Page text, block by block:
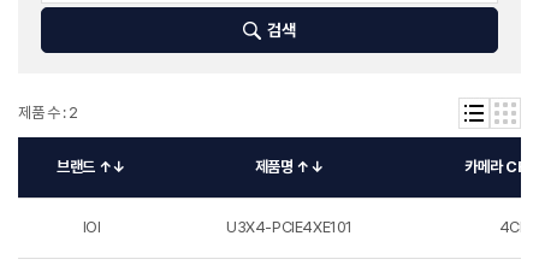
검색
제품 수 : 2
브랜드 ↑↓ 제품명 ↑↓ 카메라
IOI U3X4-PCIE4XE101 4CH